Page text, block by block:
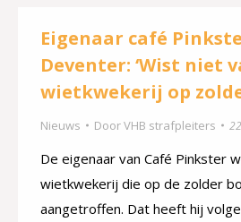
Eigenaar café
Deventer: ‘Wist niet
wietkwekerij op
Nieuws DoorVHB strafpleiters
De eigenaar van Café Pinkster
wietkwekerij die op de zolder
aangetroffen. Dat heeft hij